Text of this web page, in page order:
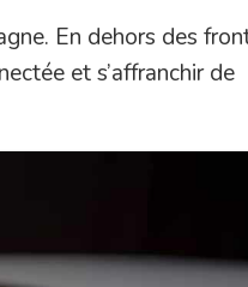
En dehors des
et s’affranchir de